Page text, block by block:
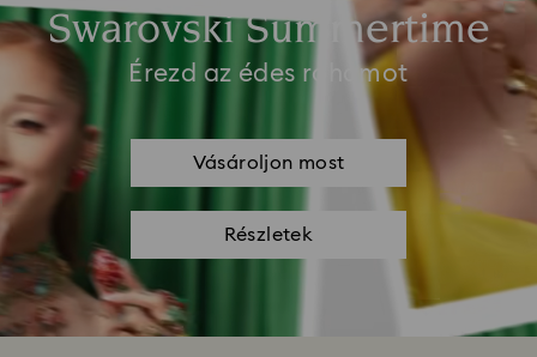
Swarovski Summertime
Érezd az édes rohamot
Vásároljon most
Részletek